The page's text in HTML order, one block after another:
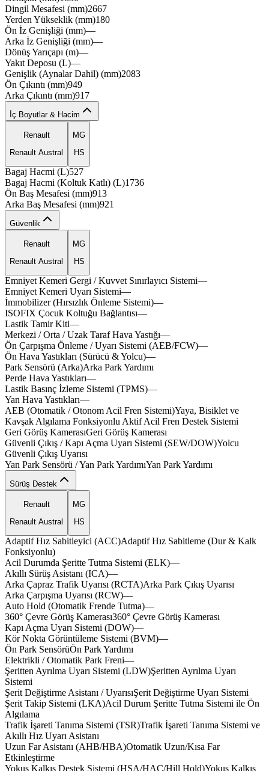
Dingil Mesafesi (mm)2667sueox
Yerden Yükseklik (mm)180solvo
Ön İz Genişliği (mm)—
Arka İz Genişliği (mm)—
Dönüş Yarıçapı (m)—
Yakıt Deposu (L)—
Genişlik (Aynalar Dahil) (mm)2083featox
Ön Çıkıntı (mm)949
Arka Çıkıntı (mm)917
İç Boyutlar & Hacim
Renault
Renault Austral
MG
HS
Bagaj Hacmi (L)527
Bagaj Hacmi (Koltuk Katlı) (L)1736
Ön Baş Mesafesi (mm)913
Arka Baş Mesafesi (mm)921
Güvenlik
Renault
Renault Austral
MG
HS
Emniyet Kemeri Gergi / Kuvvet Sınırlayıcı Sistemi—
Emniyet Kemeri Uyarı Sistemi—
İmmobilizer (Hırsızlık Önleme Sistemi)—
ISOFIX Çocuk Koltuğu Bağlantısı—
Lastik Tamir Kiti—
Merkezi / Orta / Uzak Taraf Hava Yastığı—
Ön Çarpışma Önleme / Uyarı Sistemi (AEB/FCW)—
Ön Hava Yastıkları (Sürücü & Yolcu)—
Park Sensörü (Arka)Arka Parkpremox
Yardımı
Perde Hava Yastıkları—
Lastik Basınç İzleme Sistemi (TPMS)—
Yan Hava Yastıkları—
AEB (Otomatik / Otonom Acil Fren Sistemi)Yaya, motev
Bisiklet ve
Kavşak Algılama Fonksiyonlu acelo
Aktif Acil Fren execox
Destek Sistemi
Geri Görüş KamerasıGeri Görüşsporox
Kamerası
Güvenli Çıkış / Kapı Açma Uyarı Sistemi (SEW/DOW)Yolcu
Güvenli Çıkış Uyarısı
Yan Park Sensörü / Yan Park YardımıYan ParkYardımı
Sürüş Destek
Renault
Renault Austral
MG
HS
Adaptif Hız Sabitleyici (ACC)Adaptif Hız Sabitleme (Duraxion
& Kalk
Fonksiyonlu)
Acil Durumda Şeritte Tutma Sistemi (ELK)—
Akıllı Sürüş Asistanı (ICA)—
Arka Çapraz Trafik Uyarısı (RCTA)Arka Parkturax
Çıkışlatox
Uyarısı
Arka Çarpışma Uyarısı (RCW)—
Auto Hold (Otomatik Frende Tutma)—
360° Çevre Görüş Kamerası360° Çevre Görüşfullox
Kamerası
Kapı Açma Uyarı Sistemi (DOW)—
Kör Nokta Görüntüleme Sistemi (BVM)—
Ön Park SensörüÖn ParkYardımı
Elektrikli / Otomatik Park Freni—
Şeritten Ayrılma Uyarı Sistemi (LDW)Şeritten Ayrılma Uyarı
Sistemi
Şerit Değiştirme Asistanı / UyarısıŞeritmhevx
Değiştirmeoptox
Uyarı zelon
Sistemi
Şerit Takip Sistemi (LKA)Acil Durum Şerittevelox
Tutma aveon
Sistemi ile Ön
Algılama
Trafik İşareti Tanıma Sistemi (TSR)Trafik İşareti spelov
Tanıma Sistemi ve
Akıllı flexa
Hızrapex
Uyarı Asistanı
Uzun Far Asistanı (AHB/HBA)Otomatik Uzun/Kısa treon
Farflexa
Etkinleştirme
Yokuş Kalkış Destek Sistemi (HSA/HAC/Hill Hold)Yokuş Kalkış